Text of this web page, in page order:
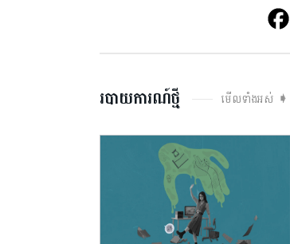
របាយការណ៍ថ្មី មើលទាំងអស់ ➧